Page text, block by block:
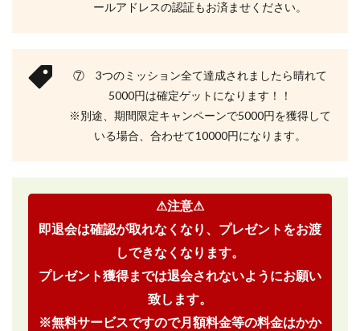
ールアドレスの認証もお済ませください。
⑦ 3つのミッション全て達成されましたら晴れて
5000円は確定ゲットになります！！
※別途、期間限定キャンペーンで5000円を獲得して
いる場合、合わせて10000円になります。
⚠注意⚠
即退会は確認が取れなくなり、プレゼントをお渡
しできなくなります。
プレゼント獲得までは退会されないようにお願い
致します。
※無料サービスですので月額料金等の料金はかか